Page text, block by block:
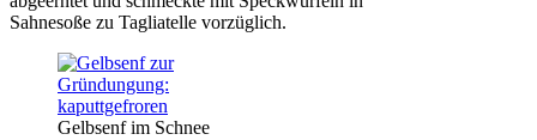
Sahnesoße zu Tagliatelle vorzüglich.
Gelbsenf im Schnee